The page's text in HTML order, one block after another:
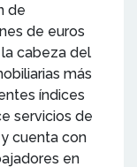
de
de euros
la cabeza del
más
índices
servicios de
cuenta con
en